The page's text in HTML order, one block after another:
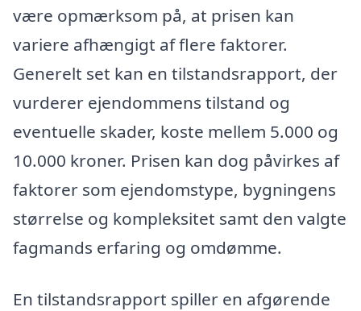
være opmærksom på, at prisen kan
variere afhængigt af flere faktorer.
Generelt set kan en tilstandsrapport, der
vurderer ejendommens tilstand og
eventuelle skader, koste mellem 5.000 og
10.000 kroner. Prisen kan dog påvirkes af
faktorer som ejendomstype, bygningens
størrelse og kompleksitet samt den valgte
fagmands erfaring og omdømme.
En tilstandsrapport spiller en afgørende